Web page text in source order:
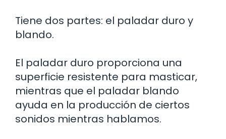
Tiene dos partes: el paladar duro y
blando.
El paladar duro proporciona una
superficie resistente para masticar,
mientras que el paladar blando
ayuda en la producción de ciertos
sonidos mientras hablamos.